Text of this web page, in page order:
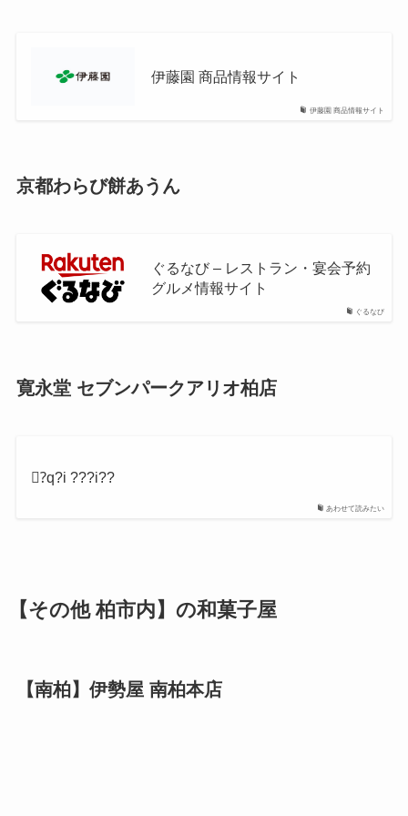
伊藤園 商品情報サイト
伊藤園 商品情報サイト
京都わらび餅あうん
ぐるなび
ぐるなび – レストラン・宴会予約
グルメ情報サイト
寛永堂 セブンパークアリオ柏店
あわせて読みたい
?َq?i ???i??
【その他 柏市内】の和菓子屋
【南柏】伊勢屋 南柏本店